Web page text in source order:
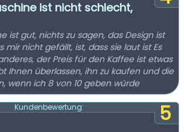
ist nicht schlecht,
ist gut, nichts zu sagen, das Design ist
mir nicht gefällt, ist, dass sie laut ist Es
der Preis für den Kaffee ist etwas
Ihnen überlassen, ihn zu kaufen und die
wenn ich 8 von 10 geben würde
5
Kundenbewertung: